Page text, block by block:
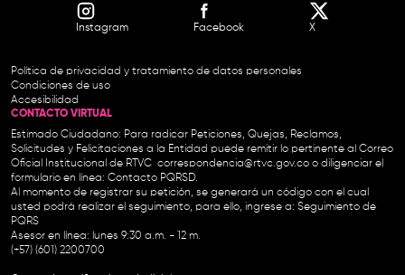
Instagram Facebook X
Política de privacidad y tratamiento de datos personales
Condiciones de uso
Accesibilidad
CONTACTO VIRTUAL
Estimado Ciudadano: Para radicar Peticiones, Quejas, Reclamos,
Solicitudes y Felicitaciones a la Entidad puede remitir lo pertinente al Correo
Oficial Institucional de RTVC correspondencia@rtvc.gov.co o diligenciar el
formulario en línea: Contacto PQRSD.
Al momento de registrar su petición, se generará un código con el cual
usted podrá realizar el seguimiento, para ello, ingrese a: Seguimiento de
PQRS
Asesor en línea: lunes 9:30 a.m. - 12 m.
(+57) (601) 2200700